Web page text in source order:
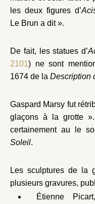
les deux figures d’
Le Brun a dit ».
De fait, les statues d’
2101) ne sont
1674 de la Description
Gaspard Marsy fut
glaçons à la grotte
certainement au le
Soleil.
Les sculptures de la
plusieurs gravures,
Étienne